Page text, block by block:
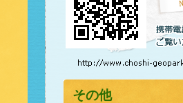
その他